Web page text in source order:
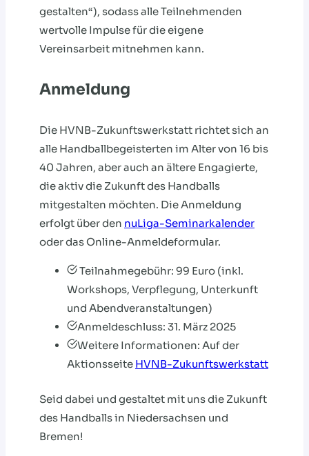
gestalten“), sodass alle Teilnehmenden
wertvolle Impulse für die eigene
Vereinsarbeit mitnehmen kann.
Anmeldung
Die HVNB-Zukunftswerkstatt richtet sich an
alle Handballbegeisterten im Alter von 16 bis
40 Jahren, aber auch an ältere Engagierte,
die aktiv die Zukunft des Handballs
mitgestalten möchten. Die Anmeldung
erfolgt über den nuLiga-Seminarkalender
oder das Online-Anmeldeformular.
Teilnahmegebühr: 99 Euro (inkl.
Workshops, Verpflegung, Unterkunft
und Abendveranstaltungen)
Anmeldeschluss: 31. März 2025
Weitere Informationen: Auf der
Aktionsseite HVNB-Zukunftswerkstatt
Seid dabei und gestaltet mit uns die Zukunft
des Handballs in Niedersachsen und
Bremen!